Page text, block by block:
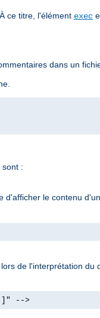
. À ce titre, l'élément exec
dans un
:
d'afficher le contenu
de l'interprétation
-->